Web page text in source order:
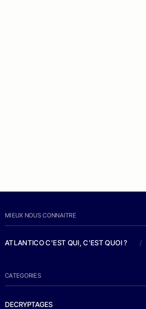
MIEUX NOUS CONNAITRE
ATLANTICO C'EST QUI, C'EST QUOI ? /
CATEGORIES
DECRYPTAGES